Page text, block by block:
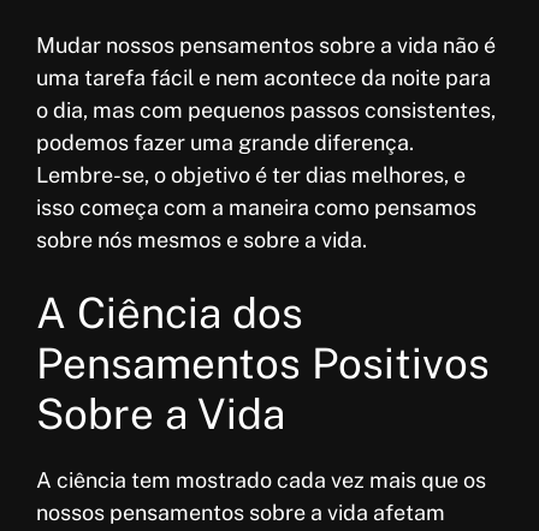
Mudar nossos pensamentos sobre a vida não é
uma tarefa fácil e nem acontece da noite para
o dia, mas com pequenos passos consistentes,
podemos fazer uma grande diferença.
Lembre-se, o objetivo é ter dias melhores, e
isso começa com a maneira como pensamos
sobre nós mesmos e sobre a vida.
A Ciência dos
Pensamentos Positivos
Sobre a Vida
A ciência tem mostrado cada vez mais que os
nossos pensamentos sobre a vida afetam